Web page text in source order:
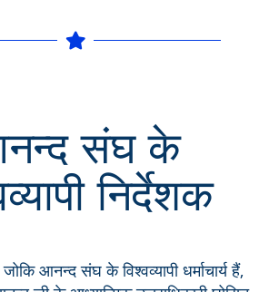
संघ के
निर्देशक
जोकि आनन्द संघ के विश्वव्यापी धर्माचार्य हैं,